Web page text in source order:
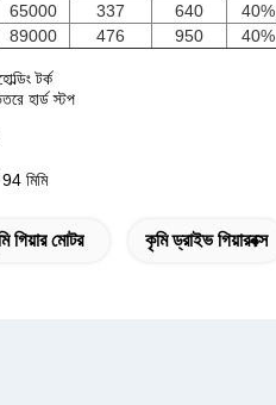
65000 337 640 40%
89000 476 950 40%
টর্ক
হার্ড স্টপ
মিমি
গিয়ার মোটর কৃমি ড্রাইভ গিয়ারবক্স